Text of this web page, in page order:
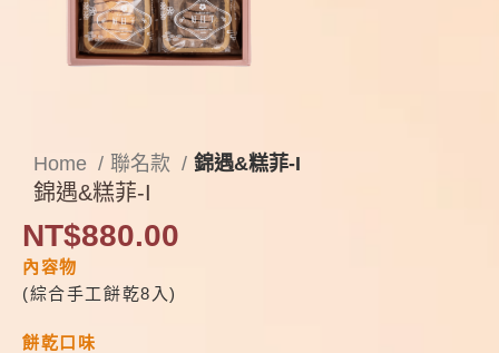
Home 聯名款 錦遇&糕菲-I
錦遇&糕菲-I
NT$880.00
內容物
(綜合手工餅乾8入)
餅乾口味